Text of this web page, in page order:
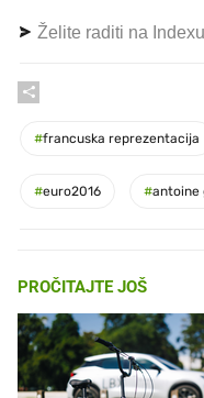
Želite raditi na
#francuska reprezentacija
#euro2016 #antoine
PROČITAJTE JOŠ